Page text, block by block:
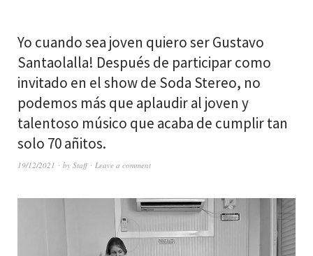
Yo cuando sea joven quiero ser Gustavo
Santaolalla! Después de participar como
invitado en el show de Soda Stereo, no
podemos más que aplaudir al joven y
talentoso músico que acaba de cumplir tan
solo 70 añitos.
19/12/2021 by Staff Leave a comment